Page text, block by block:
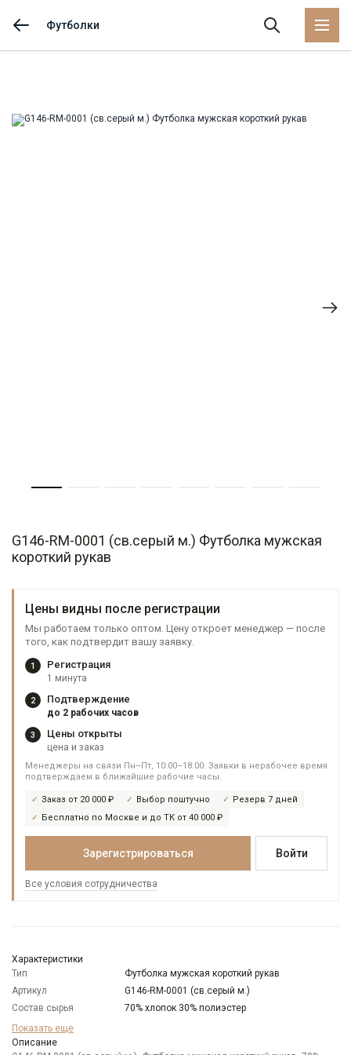
Футболки
G146-RM-0001 (св.серый м.) Футболка мужская
короткий рукав
Цены видны после регистрации
Мы работаем только оптом. Цену откроет менеджер — после
того, как подтвердит вашу заявку.
1 Регистрация
1 минута
2 Подтверждение
до 2 рабочих часов
3 Цены открыты
цена и заказ
Менеджеры на связи Пн–Пт, 10:00–18:00. Заявки в нерабочее время
подтверждаем в ближайшие рабочие часы.
Заказ от 20 000 ₽ Выбор поштучно
Резерв 7 дней
Бесплатно по Москве и до ТК от 40 000 ₽
Зарегистрироваться Войти
Все условия сотрудничества
Характеристики
Тип
Футболка мужская короткий рукав
Артикул
G146-RM-0001 (св.серый м.)
Состав сырья
70% хлопок 30% полиэстер
Бренд
Особенности
Показать еще
Описание